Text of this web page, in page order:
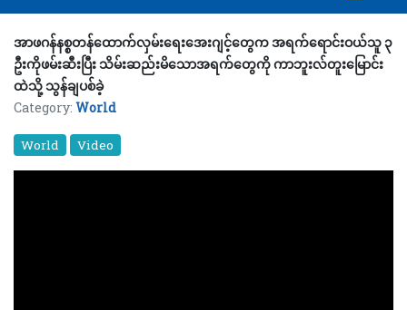
အာဖဂန်နစ္စတန်ထောက်လှမ်းရေးအေးဂျင့်တွေက အရက်ရောင်းဝယ်သူ ၃
ဦးကိုဖမ်းဆီးပြီး သိမ်းဆည်းမိသောအရက်တွေကို ကာဘူးလ်တူးမြောင်း
ထဲသို့ သွန်ချပစ်ခဲ့
Category: World
World Video